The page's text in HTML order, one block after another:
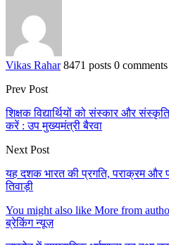
Vikas Rahar 8471 posts 0 comments
Prev Post
शिक्षक विद्यार्थियों को संस्कार और
करें : उप मुख्यमंत्री बैरवा
Next Post
यह दशक भारत की प्रगति, पराक्रम
तिवाड़ी
You might also like More from
ब्रेकिंग न्यूज़